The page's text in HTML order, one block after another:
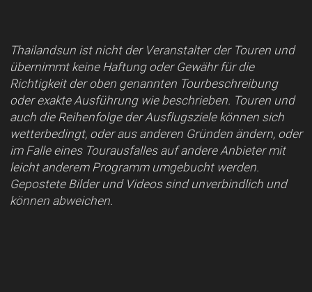
Thailandsun ist nicht der Veranstalter der Touren und
übernimmt keine Haftung oder Gewähr für die
Richtigkeit der oben genannten Tourbeschreibung
oder exakte Ausführung wie beschrieben. Touren und
auch die Reihenfolge der Ausflugsziele können sich
wetterbedingt, oder aus anderen Gründen ändern, oder
im Falle eines Tourausfalles auf andere Anbieter mit
leicht anderem Programm umgebucht werden.
Gepostete Bilder und Videos sind unverbindlich und
können abweichen.